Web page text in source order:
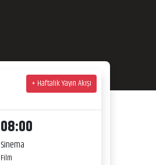
+ Haftalık Yayın Akışı
08:00
Sinema
Film